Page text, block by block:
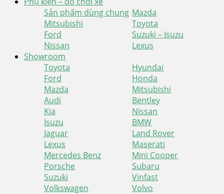
Sản phẩm dùng chung Mazda
Mitsubishi
Toyota
Ford
Suzuki – Isuzu
Nissan
Lexus
Showroom
Toyota
Hyundai
Ford
Honda
Mazda
Mitsubishi
Audi
Bentley
Kia
Nissan
Isuzu
BMW
Jaguar
Land Rover
Lexus
Maserati
Mercedes Benz
Mini Cooper
Porsche
Subaru
Suzuki
Vinfast
Volkswagen
Volvo